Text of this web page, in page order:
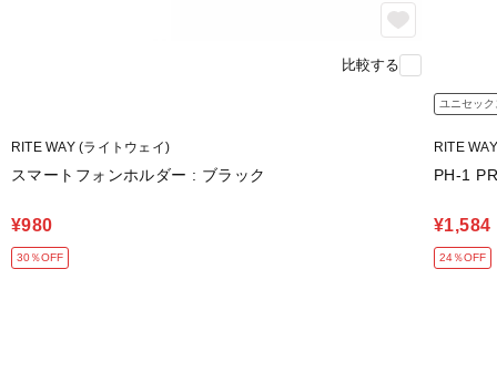
比較する
RITE WAY (ライトウェイ)
スマートフォンホルダー : ブラック
¥980
30％OFF
ユニセック
RITE
PH-1
¥1,584
24％OFF